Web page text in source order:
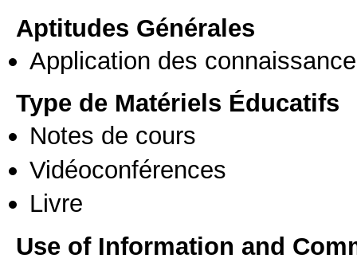
Aptitudes Générales
Application des
Type de Matériels Éducatifs
Notes de cours
Vidéoconférences
Livre
Use of Information and